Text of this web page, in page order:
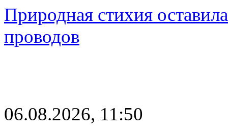
Природная стихия
проводов
06.08.2026, 11:50